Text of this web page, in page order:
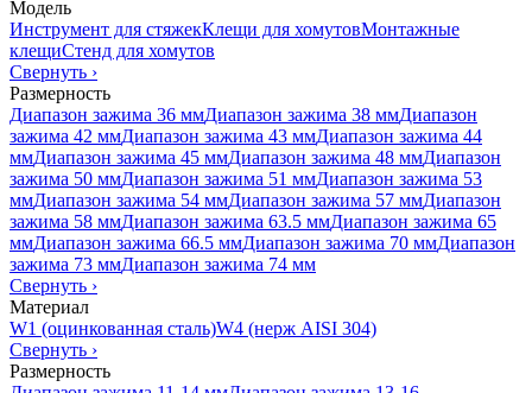
Модель
Инструмент для стяжекКлещи для хомутовМонтажные
клещиСтенд для хомутов
Свернуть ›
Размерность
Диапазон зажима 36 ммДиапазон зажима 38 ммДиапазон
зажима 42 ммДиапазон зажима 43 ммДиапазон зажима 44
ммДиапазон зажима 45 ммДиапазон зажима 48 ммДиапазон
зажима 50 ммДиапазон зажима 51 ммДиапазон зажима 53
ммДиапазон зажима 54 ммДиапазон зажима 57 ммДиапазон
зажима 58 ммДиапазон зажима 63.5 ммДиапазон зажима 65
ммДиапазон зажима 66.5 ммДиапазон зажима 70 ммДиапазон
зажима 73 ммДиапазон зажима 74 мм
Свернуть ›
Материал
W1 (оцинкованная сталь)W4 (нерж AISI 304)
Свернуть ›
Размерность